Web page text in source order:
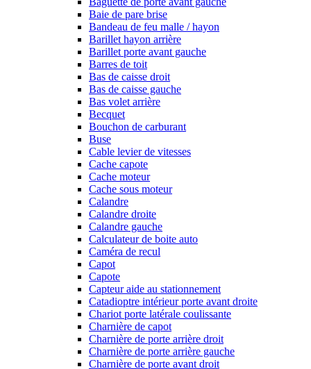
Baie de pare brise
Bandeau de feu malle / hayon
Barillet hayon arrière
Barillet porte avant gauche
Barres de toit
Bas de caisse droit
Bas de caisse gauche
Bas volet arrière
Becquet
Bouchon de carburant
Buse
Cable levier de vitesses
Cache capote
Cache moteur
Cache sous moteur
Calandre
Calandre droite
Calandre gauche
Calculateur de boite auto
Caméra de recul
Capot
Capote
Capteur aide au stationnement
Catadioptre intérieur porte avant droite
Chariot porte latérale coulissante
Charnière de capot
Charnière de porte arrière droit
Charnière de porte arrière gauche
Charnière de porte avant droit